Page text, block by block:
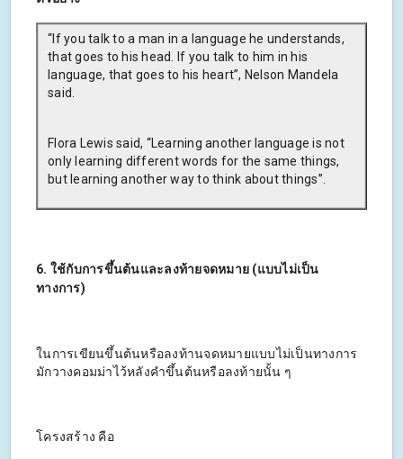
“If you talk to a man in a language he understands,
that goes to his head. If you talk to him in his
language, that goes to his heart”, Nelson Mandela
said.
Flora Lewis said, “Learning another language is not
only learning different words for the same things,
but learning another way to think about things”.
6. ใช้กับการขึ้นต้นและลงท้ายจดหมาย (แบบไม่เป็น
ทางการ)
ในการเขียนขึ้นต้นหรือลงท้านจดหมายแบบไม่เป็นทางการ
มักวางคอมม่าไว้หลังคำขึ้นต้นหรือลงท้ายนั้น ๆ
โครงสร้าง คือ